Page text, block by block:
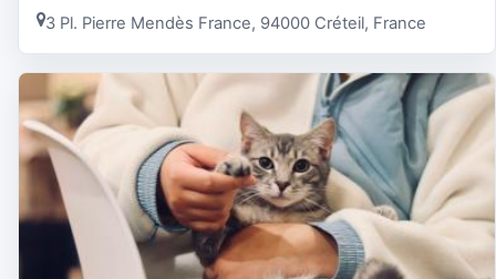
3 Pl. Pierre Mendès France, 94000 Créteil, France